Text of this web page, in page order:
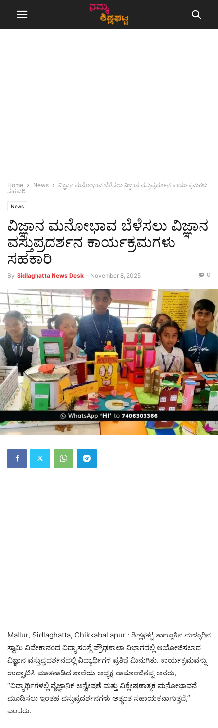
Home News
ವಿಜ್ಞಾನ ಮನೋಭಾವ ಬೆಳೆಸಲು ವಿಜ್ಞಾನ ವಸ್ತುಪ್ರದರ್ಶನ ಕಾರ್ಯಕ್ರಮಗಳು
ಸಹಕಾರಿ
News
ವಿಜ್ಞಾನ ಮನೋಭಾವ ಬೆಳೆಸಲು ವಿಜ್ಞಾನ
ವಸ್ತುಪ್ರದರ್ಶನ ಕಾರ್ಯಕ್ರಮಗಳು
ಸಹಕಾರಿ
By Sidlaghatta News Desk - November 8, 2025 0
Mallur, Sidlaghatta, Chikkaballapur : ಶಿಡ್ಲಘಟ್ಟ ತಾಲ್ಲೂಕಿನ ಮಳ್ಳೂರಿನ
ಸ್ವಾಮಿ ವಿವೇಕಾನಂದ ವಿದ್ಯಾಸಂಸ್ಥೆ ಪ್ರೌಢಶಾಲಾ ವಿಭಾಗದಲ್ಲಿ ಆಯೋಜಿಸಲಾದ
ವಿಜ್ಞಾನ ವಸ್ತುಪ್ರದರ್ಶನದಲ್ಲಿ ವಿದ್ಯಾರ್ಥಿಗಳ ಪ್ರತಿಭೆ ಮಿನುಗಿತು. ಕಾರ್ಯಕ್ರಮವನ್ನು
ಉದ್ಘಾಟಿಸಿ ಮಾತನಾಡಿದ ಶಾಲೆಯ ಅಧ್ಯಕ್ಷ ರಾಮಾಂಜಿನಪ್ಪ ಅವರು,
“ವಿದ್ಯಾರ್ಥಿಗಳಲ್ಲಿ ವೈಜ್ಞಾನಿಕ ಅನ್ವೇಷಣೆ ಮತ್ತು ವಿಶ್ಲೇಷಣಾತ್ಮಕ ಮನೋಭಾವನೆ
ಮೂಡಿಸಲು ಇಂತಹ ವಸ್ತುಪ್ರದರ್ಶನಗಳು ಅತ್ಯಂತ ಸಹಾಯಕವಾಗುತ್ತವೆ,”
ಎಂದರು.